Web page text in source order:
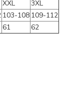
XXL
3XL
103-108 109-112
61 62